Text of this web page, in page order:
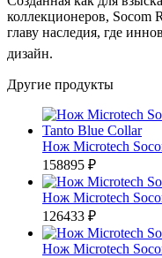
коллекционеров, Socom
главу наследия, где
дизайн.
Другие продукты
Нож Microtech
158895 ₽
Нож Microtech
126433 ₽
Нож Microtech